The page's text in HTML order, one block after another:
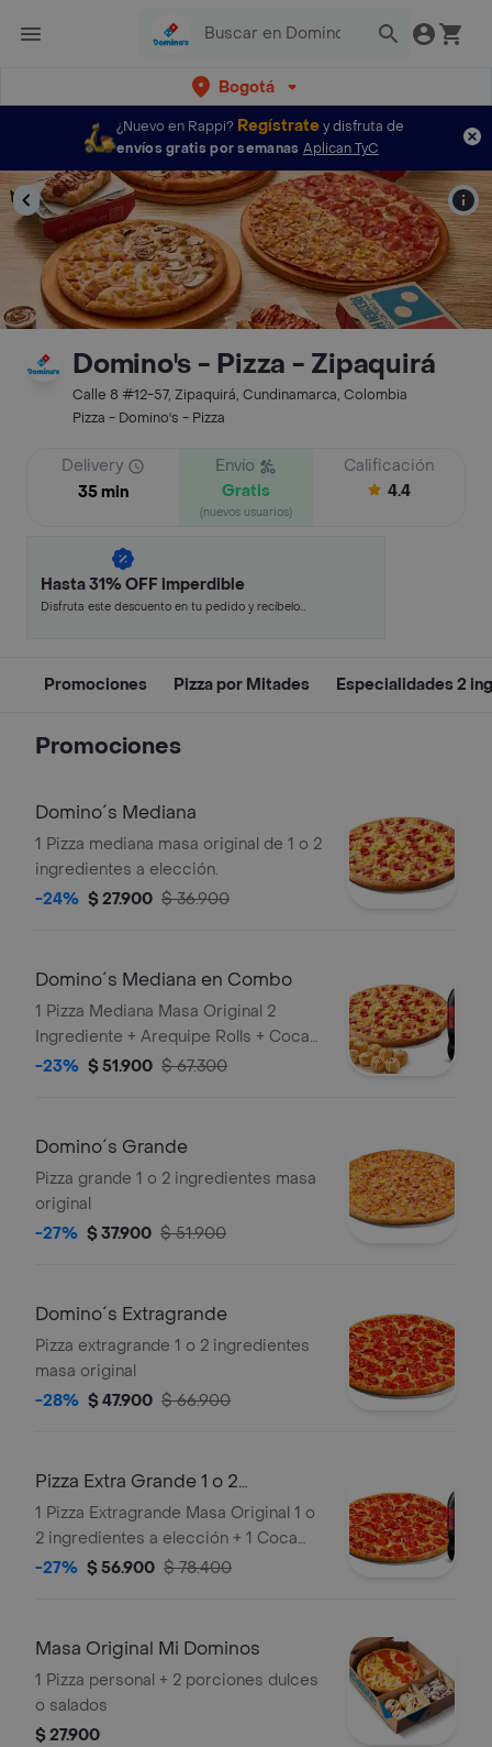
Bogotá
¿Nuevo en Rappi? Regístratey disfruta de
envíos gratis por semanas Aplican TyC
Domino's - Pizza - Zipaquirá
Calle 8 #12-57, Zipaquirá, Cundinamarca, Colombia
Pizza - Domino's - Pizza
Delivery
35 min
Envío
Gratis
(nuevos usuarios)
Calificación
4.4
Hasta 31% OFF imperdible
Disfruta este descuento en tu pedido y recíbelo
Promociones Pizza por Mitades Especialidades 2
Promociones
Domino´s Mediana
1 Pizza mediana masa original de 1 o 2
ingredientes a elección.
-24% $ 27.900 $ 36.900
Domino´s Mediana en Combo
1 Pizza Mediana Masa Original 2
Ingrediente + Arequipe Rolls + Coca
Cola Zero 1.5lts.
-23% $ 51.900 $ 67.300
Domino´s Grande
Pizza grande 1 o 2 ingredientes masa
original
-27% $ 37.900 $ 51.900
Domino´s Extragrande
Pizza extragrande 1 o 2 ingredientes
masa original
-28% $ 47.900 $ 66.900
Pizza Extra Grande 1 o 2
Ingredientes y
1 Pizza Extragrande Masa Original 1 o
2 ingredientes a elección + 1 Coca
Cola Zero 1.5L
-27% $ 56.900 $ 78.400
Masa Original Mi Dominos
1 Pizza personal + 2 porciones dulces
o salados
$ 27.900